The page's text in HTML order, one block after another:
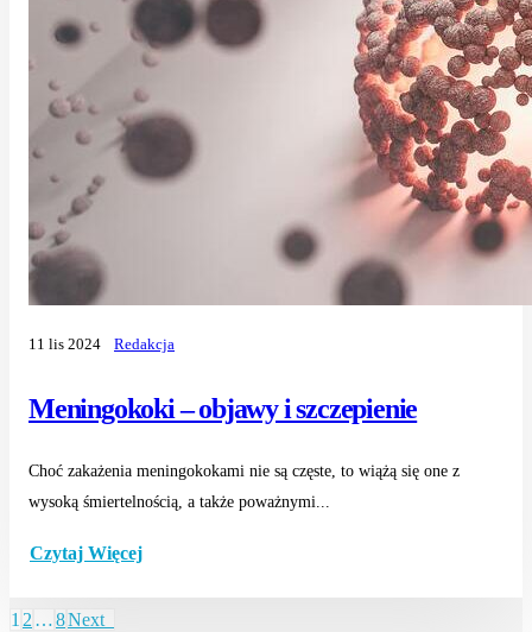
Meningokoki – objawy i szczepienie
11 lis 2024 Redakcja
Choć zakażenia meningokokami nie są częste, to wiążą się one z
wysoką śmiertelnością, a także poważnymi...
Czytaj Więcej
12…8Next